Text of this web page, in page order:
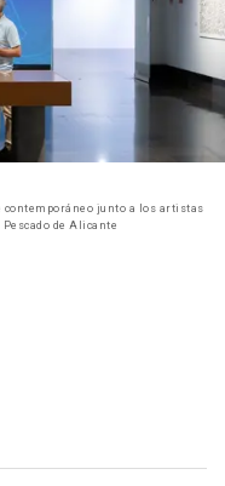
contemporáneo junto a los artistas
de Alicante